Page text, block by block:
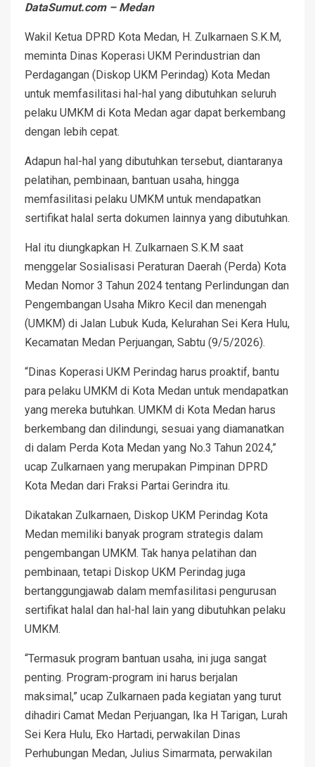
DataSumut.com – Medan
Wakil Ketua DPRD Kota Medan, H. Zulkarnaen S.K.M,
meminta Dinas Koperasi UKM Perindustrian dan
Perdagangan (Diskop UKM Perindag) Kota Medan
untuk memfasilitasi hal-hal yang dibutuhkan seluruh
pelaku UMKM di Kota Medan agar dapat berkembang
dengan lebih cepat.
Adapun hal-hal yang dibutuhkan tersebut, diantaranya
pelatihan, pembinaan, bantuan usaha, hingga
memfasilitasi pelaku UMKM untuk mendapatkan
sertifikat halal serta dokumen lainnya yang dibutuhkan.
Hal itu diungkapkan H. Zulkarnaen S.K.M saat
menggelar Sosialisasi Peraturan Daerah (Perda) Kota
Medan Nomor 3 Tahun 2024 tentang Perlindungan dan
Pengembangan Usaha Mikro Kecil dan menengah
(UMKM) di Jalan Lubuk Kuda, Kelurahan Sei Kera Hulu,
Kecamatan Medan Perjuangan, Sabtu (9/5/2026).
“Dinas Koperasi UKM Perindag harus proaktif, bantu
para pelaku UMKM di Kota Medan untuk mendapatkan
yang mereka butuhkan. UMKM di Kota Medan harus
berkembang dan dilindungi, sesuai yang diamanatkan
di dalam Perda Kota Medan yang No.3 Tahun 2024,”
ucap Zulkarnaen yang merupakan Pimpinan DPRD
Kota Medan dari Fraksi Partai Gerindra itu.
Dikatakan Zulkarnaen, Diskop UKM Perindag Kota
Medan memiliki banyak program strategis dalam
pengembangan UMKM. Tak hanya pelatihan dan
pembinaan, tetapi Diskop UKM Perindag juga
bertanggungjawab dalam memfasilitasi pengurusan
sertifikat halal dan hal-hal lain yang dibutuhkan pelaku
UMKM.
“Termasuk program bantuan usaha, ini juga sangat
penting. Program-program ini harus berjalan
maksimal,” ucap Zulkarnaen pada kegiatan yang turut
dihadiri Camat Medan Perjuangan, Ika H Tarigan, Lurah
Sei Kera Hulu, Eko Hartadi, perwakilan Dinas
Perhubungan Medan, Julius Simarmata, perwakilan